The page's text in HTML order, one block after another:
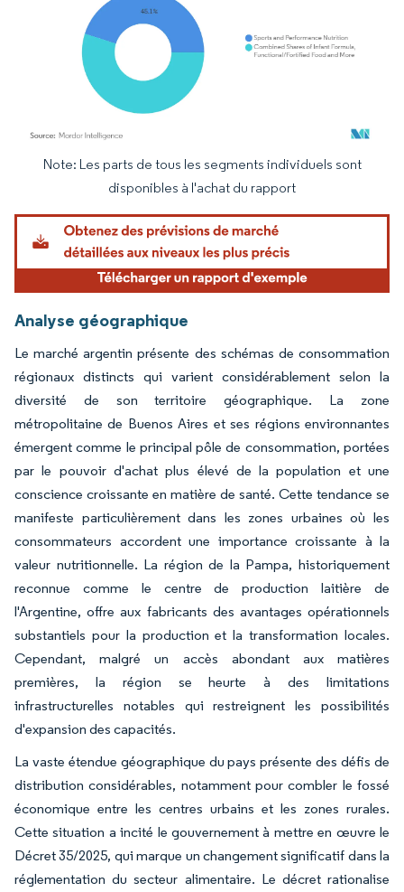
Image © Mordor Intelligence. La réutilisation nécessite une attribution sous CC BY
Note: Les parts de tous les segments individuels sont
disponibles à l'achat du rapport
Analyse géographique
Le marché argentin présente des schémas de consommation
régionaux distincts qui varient considérablement selon la
diversité de son territoire géographique. La zone
métropolitaine de Buenos Aires et ses régions environnantes
émergent comme le principal pôle de consommation, portées
par le pouvoir d'achat plus élevé de la population et une
conscience croissante en matière de santé. Cette tendance se
manifeste particulièrement dans les zones urbaines où les
consommateurs accordent une importance croissante à la
valeur nutritionnelle. La région de la Pampa, historiquement
reconnue comme le centre de production laitière de
l'Argentine, offre aux fabricants des avantages opérationnels
substantiels pour la production et la transformation locales.
Cependant, malgré un accès abondant aux matières
premières, la région se heurte à des limitations
infrastructurelles notables qui restreignent les possibilités
d'expansion des capacités.
La vaste étendue géographique du pays présente des défis de
distribution considérables, notamment pour combler le fossé
économique entre les centres urbains et les zones rurales.
Cette situation a incité le gouvernement à mettre en œuvre le
Décret 35/2025, qui marque un changement significatif dans la
réglementation du secteur alimentaire. Le décret rationalise